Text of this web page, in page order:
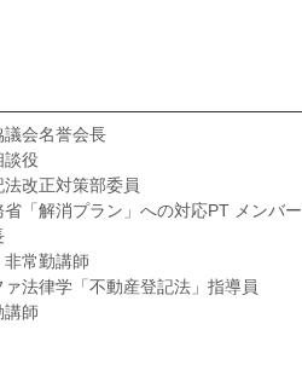
会名誉会長
談役
改正対策部委員
「解消プラン」への対応PT メンバー
常勤講師
法律学「不動産登記法」指導員
講師